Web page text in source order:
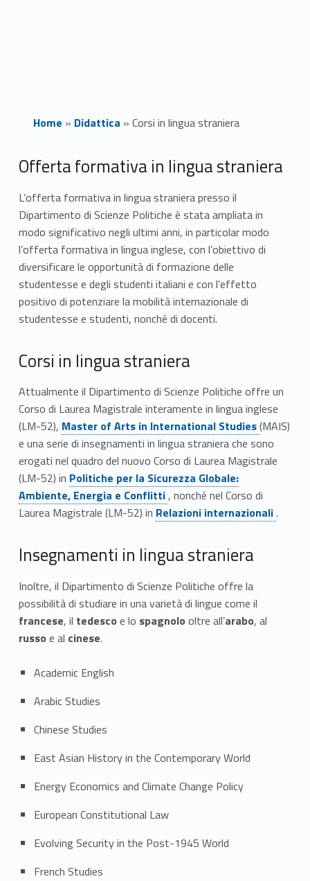
Home » Didattica » Corsi in lingua straniera
C
o
r
s
i
i
l
i
n
g
u
a
t
r
a
n
i
e
r
a
Offerta formativa in lingua straniera
L’offerta formativa in lingua straniera presso il
Dipartimento di Scienze Politiche è stata ampliata in
modo significativo negli ultimi anni, in particolar modo
l’offerta formativa in lingua inglese, con l’obiettivo di
diversificare le opportunità di formazione delle
studentesse e degli studenti italiani e con l’effetto
positivo di potenziare la mobilità internazionale di
studentesse e studenti, nonché di docenti.
Corsi in lingua straniera
Attualmente il Dipartimento di Scienze Politiche offre un
Corso di Laurea Magistrale interamente in lingua inglese
(LM-52), Link identifier #identifier__115920-1
Master of Arts in International Studies(MAIS)
e una serie di insegnamenti in lingua straniera che sono
erogati nel quadro del nuovo Corso di Laurea Magistrale
(LM-52) in Link identifier #identifier__113644-2
Politiche per la Sicurezza Globale:
Ambiente, Energia e Conflitti, nonché nel Corso di
Laurea Magistrale (LM-52) in Link identifier #identifier__126441-3
Relazioni internazionali.
Insegnamenti in lingua straniera
Inoltre, il Dipartimento di Scienze Politiche offre la
possibilità di studiare in una varietà di lingue come il
francese, il tedesco e lo spagnolo oltre all’arabo, al
russo e al cinese.
Academic English
Arabic Studies
Chinese Studies
East Asian History in the Contemporary World
Energy Economics and Climate Change Policy
European Constitutional Law
Evolving Security in the Post-1945 World
French Studies